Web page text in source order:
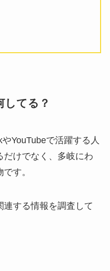
してる？
YouTubeで活躍する人
けでなく、多岐にわ
す。
連する情報を調査して